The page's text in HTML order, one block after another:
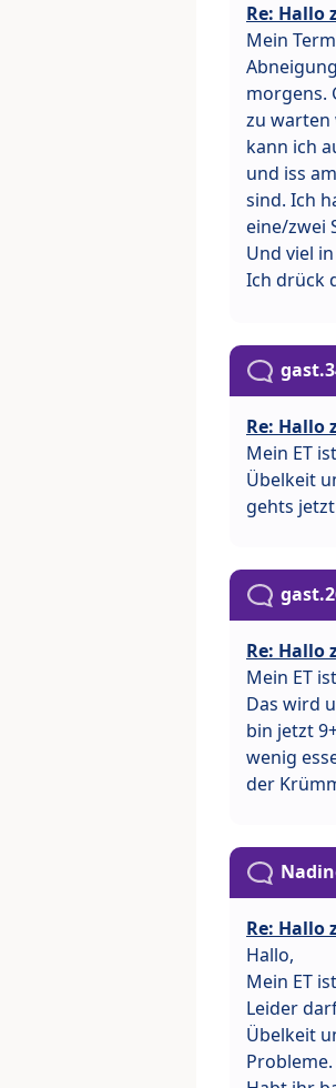
Re: Hallo
Mein
morgens.
zu warten
kann ich
und iss
sind. Ich
eine/zwei
Und viel
Ich drück
Re: Hallo
Mein ET
Übelkeit
gehts
Re: Hallo
Mein ET
Das wird
bin jetzt
wenig
der
Re: Hallo
Hallo,
Mein ET
Leider
Übelkeit
Probleme.